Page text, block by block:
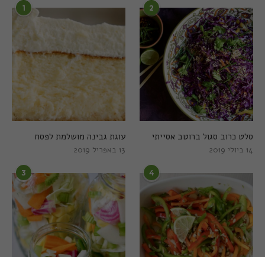
1
עוגת גבינה מושלמת לפסח
13 באפריל 2019
2
סלט כרוב סגול ברוטב אסייתי
14 ביולי 2019
3 4